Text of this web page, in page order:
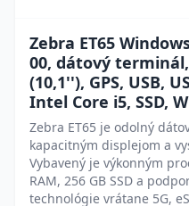
Zebra ET65
00, dátový terminál,
(10,1''), GPS, USB,
Intel Core i5, SSD,
Zebra ET65 je odolný
kapacitným displejom a
Vybavený je výkonným
RAM, 256 GB SSD a
technológie vrátane 5G,